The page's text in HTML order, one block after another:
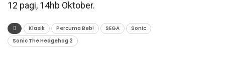
12 pagi, 14hb Oktober.
Klasik Percuma Beb! SEGA
Sonic
Sonic The Hedgehog 2